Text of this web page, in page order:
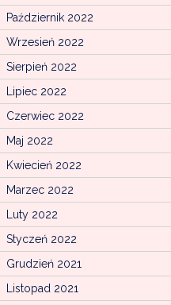
Październik 2022
Wrzesień 2022
Sierpień 2022
Lipiec 2022
Czerwiec 2022
Maj 2022
Kwiecień 2022
Marzec 2022
Luty 2022
Styczeń 2022
Grudzień 2021
Listopad 2021